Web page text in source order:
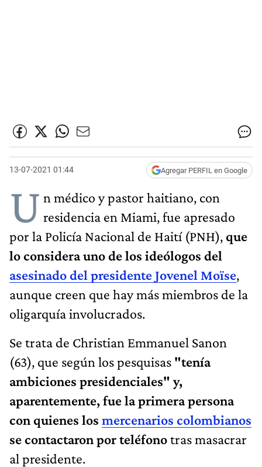
13-07-2021 01:44 Agregar PERFIL en Google
U n médico y pastor haitiano, con
residencia en Miami, fue apresado
por la Policía Nacional de Haití (PNH), que
lo considera uno de los ideólogos del
asesinado del presidente Jovenel Moïse,
aunque creen que hay más miembros de la
oligarquía involucrados.
Se trata de Christian Emmanuel Sanon
(63), que según los pesquisas "tenía
ambiciones presidenciales" y,
aparentemente, fue la primera persona
con quienes los mercenarios colombianos
se contactaron por teléfonotras masacrar
al presidente.